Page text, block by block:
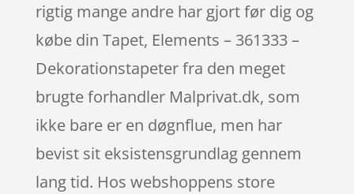
rigtig mange andre har gjort før dig og
købe din Tapet, Elements – 361333 –
Dekorationstapeter fra den meget
brugte forhandler Malprivat.dk, som
ikke bare er en døgnflue, men har
bevist sit eksistensgrundlag gennem
lang tid. Hos webshoppens store